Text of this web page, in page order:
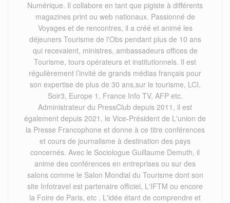
Numérique. Il collabore en tant que pigiste à différents
magazines print ou web nationaux. Passionné de
Voyages et de rencontres, il a créé et animé les
déjeuners Tourisme de l'Obs pendant plus de 10 ans
qui recevaient, ministres, ambassadeurs offices de
Tourisme, tours opérateurs et institutionnels. Il est
régulièrement l’invité de grands médias français pour
son expertise de plus de 30 ans,sur le tourisme, LCI,
Soir3, Europe 1, France Info TV, AFP etc.
Administrateur du PressClub depuis 2011, il est
également depuis 2021, le Vice-Président de L'union de
la Presse Francophone et donne à ce titre conférences
et cours de journalisme à destination des pays
concernés. Avec le Sociologue Guillaume Demuth, il
anime des conférences en entreprises ou sur des
salons comme le Salon Mondial du Tourisme dont son
site Infotravel est partenaire officiel, L'IFTM ou encore
la Foire de Paris, etc . L'idée étant de comprendre et